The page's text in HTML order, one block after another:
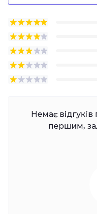
Немає
першим,